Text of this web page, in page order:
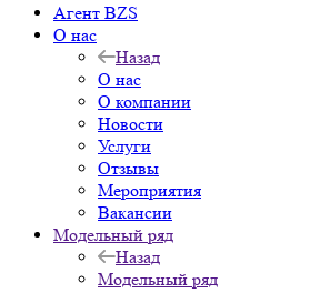
Агент BZS
О нас
Назад
О нас
О компании
Новости
Услуги
Отзывы
Мероприятия
Вакансии
Модельный ряд
Назад
Модельный ряд